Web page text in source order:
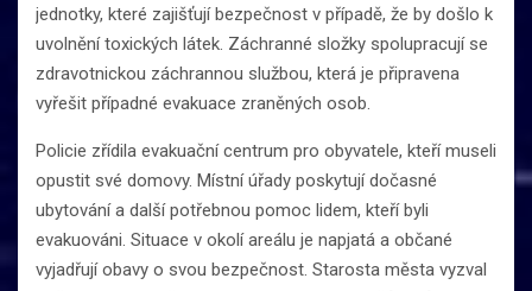
jednotky, které zajišťují bezpečnost v případě, že by došlo k
uvolnění toxických látek. Záchranné složky spolupracují se
zdravotnickou záchrannou službou, která je připravena
vyřešit případné evakuace zraněných osob.
Policie zřídila evakuační centrum pro obyvatele, kteří museli
opustit své domovy. Místní úřady poskytují dočasné
ubytování a další potřebnou pomoc lidem, kteří byli
evakuováni. Situace v okolí areálu je napjatá a občané
vyjadřují obavy o svou bezpečnost. Starosta města vyzval